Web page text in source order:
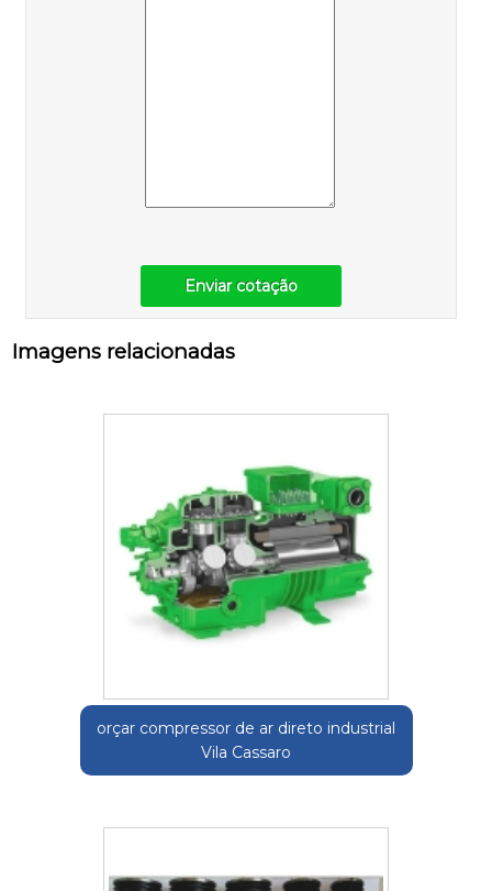
Enviar cotação
Imagens relacionadas
orçar compressor de ar direto industrial
Vila Cassaro